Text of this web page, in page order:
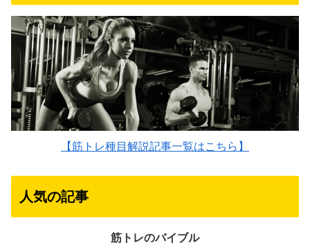
【筋トレ種目解説記事一覧はこちら】
人気の記事
筋トレのバイブル